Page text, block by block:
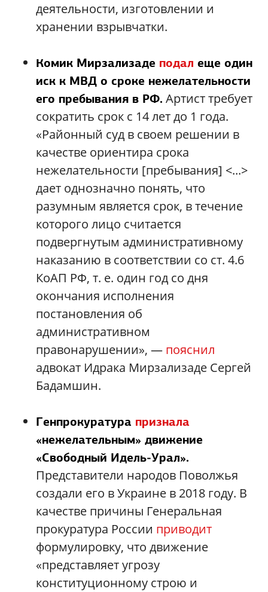
деятельности, изготовлении и
хранении взрывчатки.
Комик Мирзализаде подал еще один
иск к МВД о сроке нежелательности
его пребывания в РФ. Артист требует
сократить срок с 14 лет до 1 года.
«Районный суд в своем решении в
качестве ориентира срока
нежелательности [пребывания] <...>
дает однозначно понять, что
разумным является срок, в течение
которого лицо считается
подвергнутым административному
наказанию в соответствии со ст. 4.6
КоАП РФ, т. е. один год со дня
окончания исполнения
постановления об
административном
правонарушении», — пояснил
адвокат Идрака Мирзализаде Сергей
Бадамшин.
Генпрокуратура признала
«нежелательным» движение
«Свободный Идель‑Урал».
Представители народов Поволжья
создали его в Украине в 2018 году. В
качестве причины Генеральная
прокуратура России приводит
формулировку, что движение
«представляет угрозу
конституционному строю и